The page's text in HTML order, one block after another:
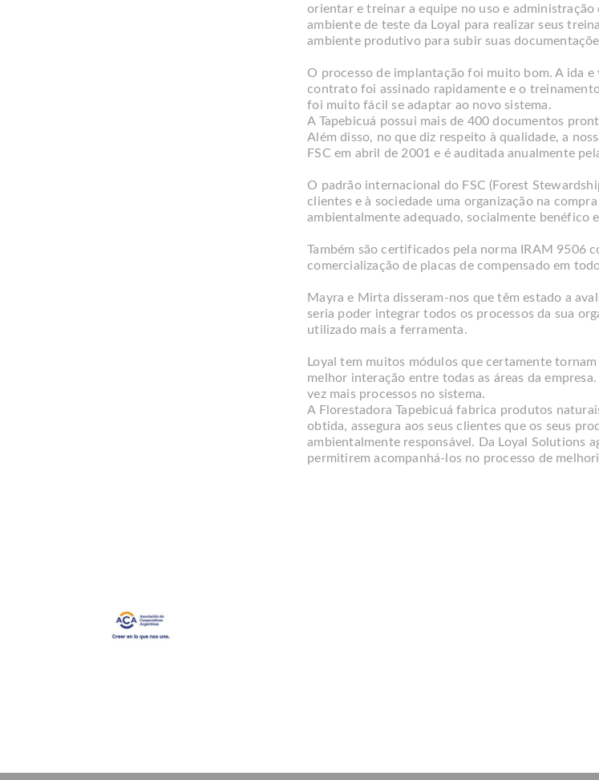
orientar e treinar a equipe no uso e
ambiente de teste da Loyal para realizar seus
ambiente produtivo para subir suas
O processo de implantação foi muito bom. A ida
contrato foi assinado rapidamente e o
foi muito fácil se adaptar ao novo sistema.
A Tapebicuá possui mais de 400 documentos
Além disso, no que diz respeito à qualidade, a
FSC em abril de 2001 e é auditada anualmente
O padrão internacional do FSC (Forest
clientes e à sociedade uma organização na
ambientalmente adequado, socialmente benéfico
Também são certificados pela norma IRAM 9506
comercialização de placas de compensado em
Mayra e Mirta disseram-nos que têm estado a
seria poder integrar todos os processos da sua
utilizado mais a ferramenta.
Loyal tem muitos módulos que certamente
melhor interação entre todas as áreas da
vez mais processos no sistema.
A Florestadora Tapebicuá fabrica produtos
obtida, assegura aos seus clientes que os seus
ambientalmente responsável. Da Loyal Solutions
permitirem acompanhá-los no processo de